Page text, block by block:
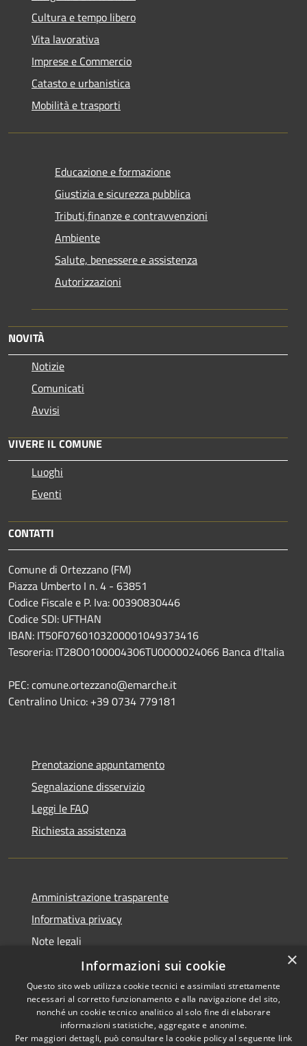
Cultura e tempo libero
Vita lavorativa
Imprese e Commercio
Catasto e urbanistica
Mobilità e trasporti
Educazione e formazione
Giustizia e sicurezza pubblica
Tributi,finanze e contravvenzioni
Ambiente
Salute, benessere e assistenza
Autorizzazioni
NOVITÀ
Notizie
Comunicati
Avvisi
VIVERE IL COMUNE
Luoghi
Eventi
CONTATTI
Comune di Ortezzano (FM)
Piazza Umberto I n. 4 - 63851
Codice Fiscale e P. Iva: 00390830446
Codice SDI: UFTHAN
IBAN: IT50F0760103200001049373416
Tesoreria: IT28O0100004306TU0000024066 Banca d'Italia
PEC: comune.ortezzano@emarche.it
Centralino Unico: +39 0734 779181
Prenotazione appuntamento
Segnalazione disservizio
Leggi le FAQ
Richiesta assistenza
Amministrazione trasparente
Informativa privacy
Note legali
Dichiarazione di accessibilità
RSS
Copyright © 2026 • Comune di
×
Informazioni sui cookie
Questo sito web utilizza cookie tecnici e assimilati strettamente
necessari al corretto funzionamento e alla navigazione del sito,
nonché un cookie tecnico analitico al solo fine di elaborare
informazioni statistiche, aggregate e anonime.
Per maggiori dettagli, può consultare la cookie policy al seguente link